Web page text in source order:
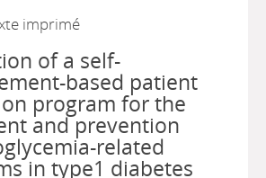
imprimé
of a self-
based patient
program for the
and prevention
related
in type1 diabetes